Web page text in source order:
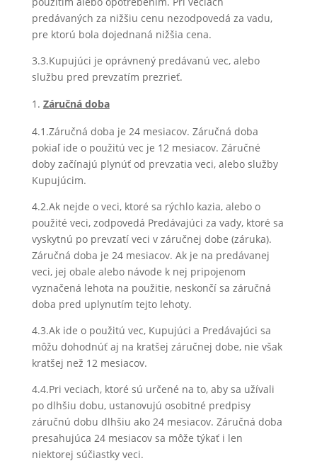
predávaných za nižšiu cenu nezodpovedá za vadu,
pre ktorú bola dojednaná nižšia cena.
3.3.Kupujúci je oprávnený predávanú vec, alebo
službu pred prevzatím prezrieť.
Záručná doba
4.1.Záručná doba je 24 mesiacov. Záručná doba
pokiaľ ide o použitú vec je 12 mesiacov. Záručné
doby začínajú plynúť od prevzatia veci, alebo služby
Kupujúcim.
4.2.Ak nejde o veci, ktoré sa rýchlo kazia, alebo o
použité veci, zodpovedá Predávajúci za vady, ktoré sa
vyskytnú po prevzatí veci v záručnej dobe (záruka).
Záručná doba je 24 mesiacov. Ak je na predávanej
veci, jej obale alebo návode k nej pripojenom
vyznačená lehota na použitie, neskončí sa záručná
doba pred uplynutím tejto lehoty.
4.3.Ak ide o použitú vec, Kupujúci a Predávajúci sa
môžu dohodnúť aj na kratšej záručnej dobe, nie však
kratšej než 12 mesiacov.
4.4.Pri veciach, ktoré sú určené na to, aby sa užívali
po dlhšiu dobu, ustanovujú osobitné predpisy
záručnú dobu dlhšiu ako 24 mesiacov. Záručná doba
presahujúca 24 mesiacov sa môže týkať i len
niektorej súčiastky veci.